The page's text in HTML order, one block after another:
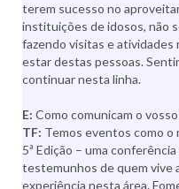
terem sucesso no
instituições de idosos, não
fazendo visitas e atividades
estar destas pessoas.
continuar nesta linha.
E: Como comunicam o
TF: Temos eventos como o
5ª Edição – uma
testemunhos de quem vive
experiência nesta área.